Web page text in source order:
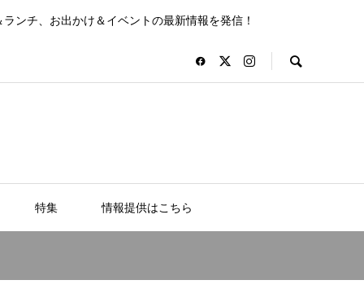
ンチ、お出かけ＆イベントの最新情報を発信！
特集 情報提供はこちら